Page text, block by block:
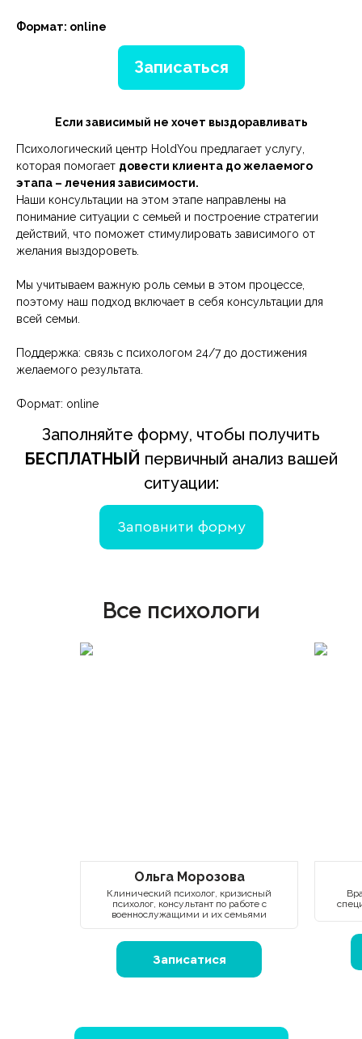
Формат: online
Записаться
Если зависимый не хочет выздоравливать
Психологический центр HoldYou предлагает услугу,
которая помогает довести клиента до желаемого
этапа – лечения зависимости.
Наши консультации на этом этапе направлены на
понимание ситуации с семьей и построение стратегии
действий, что поможет стимулировать зависимого от
желания выздороветь.
Мы учитываем важную роль семьи в этом процессе,
поэтому наш подход включает в себя консультации для
всей семьи.
Поддержка: связь с психологом 24/7 до достижения
желаемого результата.
Формат: online
Заполняйте форму, чтобы получить
БЕСПЛАТНЫЙ первичный анализ вашей
ситуации:
Заповнити форму
Все психологи
Ольга Морозова
Клинический психолог, кризисный
психолог, консультант по работе с
военнослужащими и их семьями
Записатися